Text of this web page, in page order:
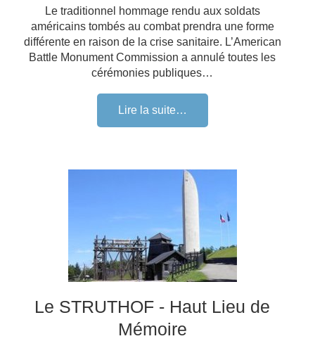
Le traditionnel hommage rendu aux soldats
américains tombés au combat prendra une forme
différente en raison de la crise sanitaire. L’American
Battle Monument Commission a annulé toutes les
cérémonies publiques…
Lire la suite…
Le STRUTHOF - Haut Lieu de
Mémoire